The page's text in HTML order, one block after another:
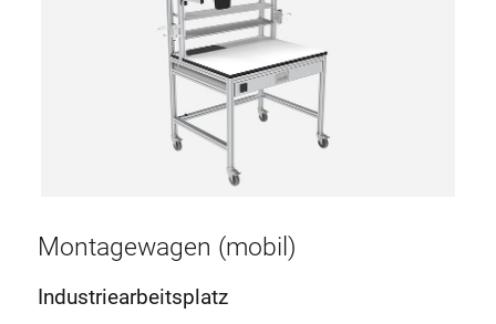
Montagewagen (mobil)
Industriearbeitsplatz